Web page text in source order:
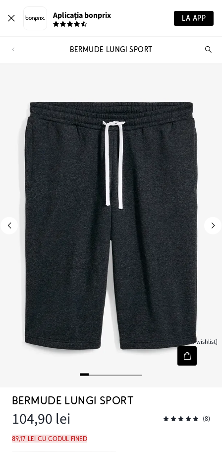
Aplicația bonprix LA APP
BERMUDE LUNGI SPORT
[node-product-wishlist]
BERMUDE LUNGI SPORT
104,90 lei (8)
89,17 lei cu codul FINED